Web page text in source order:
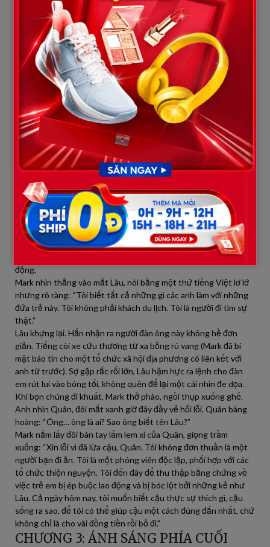
ném cái nhìn sắc lẹm về phía Mark rồi quay sang Quân, gầm gừ:
“Thằng ranh, hôm nay mày kiếm được mối hời nhỉ? Đi với Tây cả
ngày mà không báo cáo?”
Quân tái mặt, lắp bắp: “Dạ… đây là khách du lịch, ông ấy chỉ
muốn đi ăn thôi ạ.”
You may also like
Lâu không tin. Hắn tiến sát lại chỗ Mark, thấy chiếc túi xách
sang trọng và cái máy ảnh đắt tiền. Hắn hiểu rằng đây là một
con mồi lớn. Mark dường như cảm nhận được sự nguy hiểm, anh
đứng dậy, chắn trước mặt Quân. Anh nói một câu tiếng Anh với
giọng điệu đanh thép, nhưng Lâu chỉ cười khẩy. Hắn ra hiệu cho
hai tên đàn em đứng gần đó bao vây lấy bàn ăn.
“Tây hay Ta gì ở đây cũng phải đóng phí ‘bảo trì đường phố’ hết.
Đưa cái túi đây!” Lâu quát lớn, tay đã lăm lăm một con dao nhỏ.
Không khí đặc quánh lại. Quân đứng tim. Cậu nhìn Mark, trong
lòng đầy hối hận. Chính cậu đã đưa anh vào nơi hiểm nguy này.
Nhưng điều kinh ngạc đã xảy ra. Mark không hề sợ hãi. Anh bình
tĩnh lấy điện thoại ra, nhấn một dãy số và đưa lên tai. Sau đó,
anh xoay màn hình cho Lâu xem một biểu tượng lạ – không phải
của cảnh sát, mà là biểu tượng của một tổ chức quốc tế chuyên
về bảo trợ trẻ em và điều tra các đường dây bóc lột sức lao
động.
Mark nhìn thẳng vào mắt Lâu, nói bằng một thứ tiếng Việt lơ lớ
nhưng rõ ràng: “Tôi biết tất cả những gì các anh làm với những
đứa trẻ này. Tôi không phải khách du lịch. Tôi là người đi tìm sự
thật.”
Lâu khựng lại. Hắn nhận ra người đàn ông này không hề đơn
giản. Tiếng còi xe cứu thương từ xa bỗng rú vang (Mark đã bí
mật báo tin cho một tổ chức xã hội địa phương có liên kết với
anh từ trước). Sợ gặp rắc rối lớn, Lâu hậm hực ra lệnh cho đàn
em rút lui vào bóng tối, không quên để lại một cái nhìn đe dọa.
Khi bọn chúng đi khuất, Mark thở phào, ngồi thụp xuống ghế.
Anh nhìn Quân, đôi mắt xanh giờ đây đầy vẻ hối lỗi. Quân bàng
hoàng: “Ông… ông là ai? Sao ông biết tên Lâu?”
Mark nắm lấy đôi bàn tay lấm lem xi của Quân, giọng trầm
xuống: “Xin lỗi vì đã lừa cậu, Quân. Tôi không đơn thuần là một
người bạn đi ăn. Tôi là một phóng viên độc lập, phối hợp với các
tổ chức thiện nguyện. Tôi đến đây để thu thập bằng chứng về
việc trẻ em bị ép buộc lao động và bị bóc lột bởi những kẻ như
Lâu. Cả ngày hôm nay, tôi muốn biết cậu thực sự thích gì, cậu
sống ra sao, để tôi có thể giúp cậu một cách đúng đắn nhất, chứ
không chỉ là cho vài đồng tiền rồi bỏ đi.”
CHƯƠNG 3: ÁNH SÁNG PHÍA CUỐI